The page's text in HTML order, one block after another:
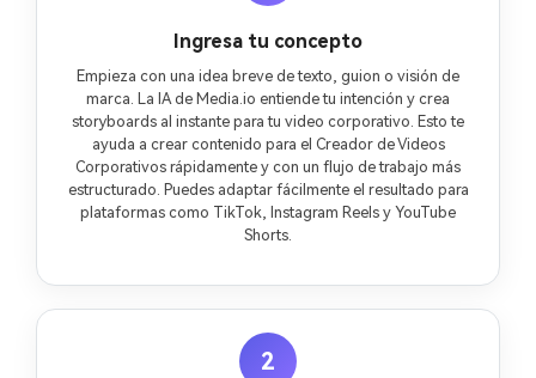
Ingresa tu concepto
Empieza con una idea breve de texto, guion o visión de
marca. La IA de Media.io entiende tu intención y crea
storyboards al instante para tu video corporativo. Esto te
ayuda a crear contenido para el Creador de Videos
Corporativos rápidamente y con un flujo de trabajo más
estructurado. Puedes adaptar fácilmente el resultado para
plataformas como TikTok, Instagram Reels y YouTube
Shorts.
2